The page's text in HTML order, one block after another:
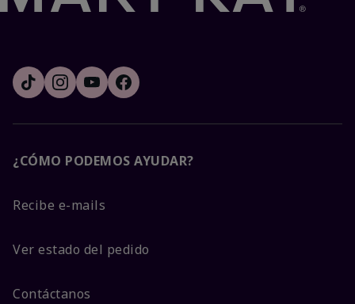
¿CÓMO PODEMOS AYUDAR?
Recibe e-mails
Ver estado del pedido
Contáctanos